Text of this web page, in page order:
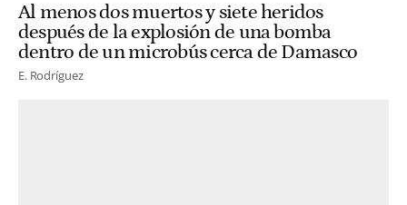
Al menos dos muertos y siete heridos
después de la explosión de una bomba
dentro de un microbús cerca de Damasco
E. Rodríguez